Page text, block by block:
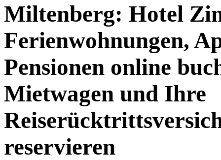
Miltenberg: Hotel
Ferienwohnungen,
Pensionen online
Mietwagen und Ihre
reservieren